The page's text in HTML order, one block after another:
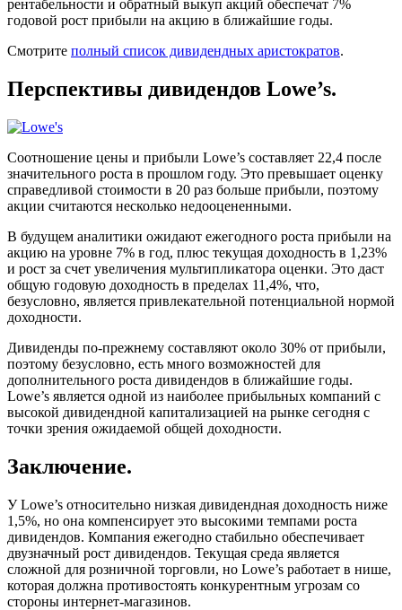
рентабельности и обратный выкуп акций обеспечат 7%
годовой рост прибыли на акцию в ближайшие годы.
Смотрите полный список дивидендных аристократов.
Перспективы дивидендов Lowe’s.
Соотношение цены и прибыли Lowe’s составляет 22,4 после
значительного роста в прошлом году. Это превышает оценку
справедливой стоимости в 20 раз больше прибыли, поэтому
акции считаются несколько недооцененными.
В будущем аналитики ожидают ежегодного роста прибыли на
акцию на уровне 7% в год, плюс текущая доходность в 1,23%
и рост за счет увеличения мультипликатора оценки. Это даст
общую годовую доходность в пределах 11,4%, что,
безусловно, является привлекательной потенциальной нормой
доходности.
Дивиденды по-прежнему составляют около 30% от прибыли,
поэтому безусловно, есть много возможностей для
дополнительного роста дивидендов в ближайшие годы.
Lowe’s является одной из наиболее прибыльных компаний с
высокой дивидендной капитализацией на рынке сегодня с
точки зрения ожидаемой общей доходности.
Заключение.
У Lowe’s относительно низкая дивидендная доходность ниже
1,5%, но она компенсирует это высокими темпами роста
дивидендов. Компания ежегодно стабильно обеспечивает
двузначный рост дивидендов. Текущая среда является
сложной для розничной торговли, но Lowe’s работает в нише,
которая должна противостоять конкурентным угрозам со
стороны интернет-магазинов.